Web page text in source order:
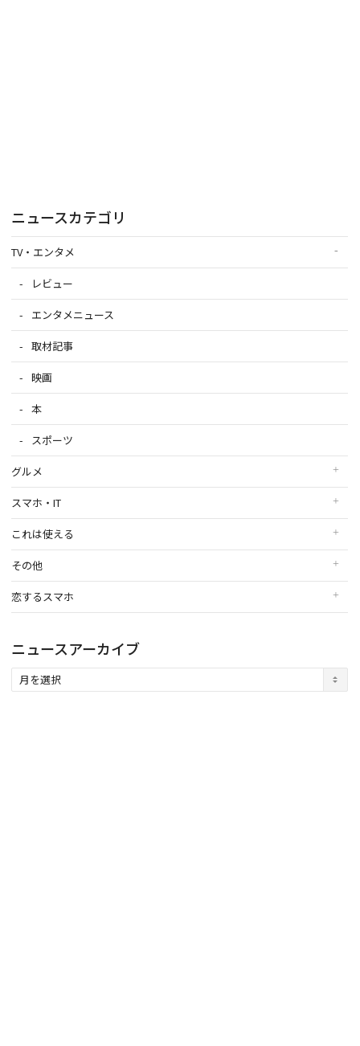
ニュースカテゴリ
TV・エンタメ
レビュー
エンタメニュース
取材記事
映画
本
スポーツ
グルメ
スマホ・IT
これは使える
その他
恋するスマホ
ニュースアーカイブ
ュ